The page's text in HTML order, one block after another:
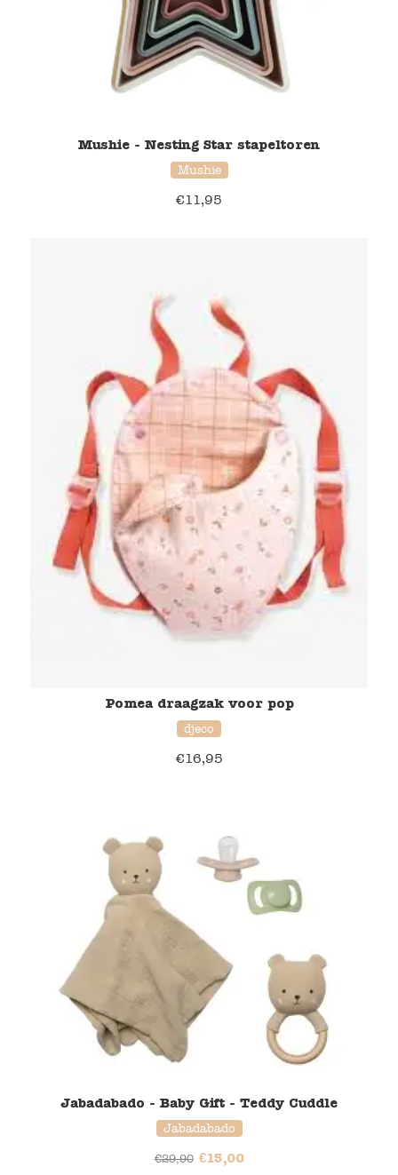
Mushie - Nesting Star stapeltoren
Mushie
€11,95
Pomea draagzak voor pop
djeco
€16,95
Jabadabado - Baby Gift - Teddy Cuddle
Jabadabado
€29,90 €15,00